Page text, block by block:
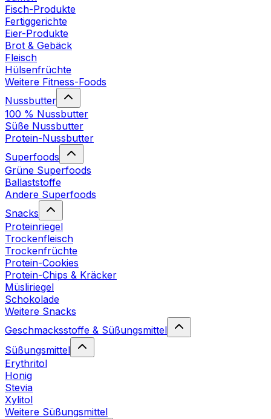
Fisch-Produkte
Fertiggerichte
Eier-Produkte
Brot & Gebäck
Fleisch
Hülsenfrüchte
Weitere Fitness-Foods
Nussbutter
100 % Nussbutter
Süße Nussbutter
Protein-Nussbutter
Superfoods
Grüne Superfoods
Ballaststoffe
Andere Superfoods
Snacks
Proteinriegel
Trockenfleisch
Trockenfrüchte
Protein-Cookies
Protein-Chips & Kräcker
Müsliriegel
Schokolade
Weitere Snacks
Geschmacksstoffe & Süßungsmittel
Süßungsmittel
Erythritol
Honig
Stevia
Xylitol
Weitere Süßungsmittel